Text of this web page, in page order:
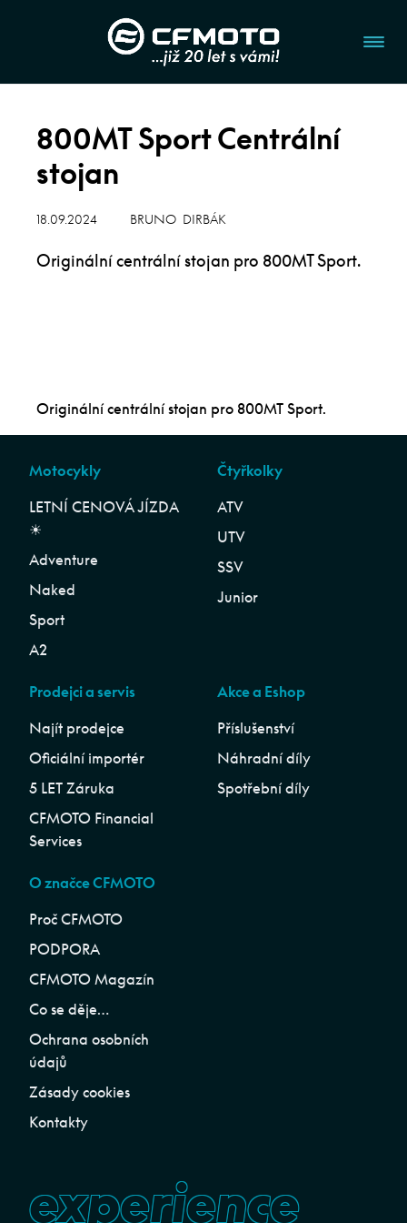
800MT Sport Centrální
stojan
18.09.2024 BRUNO DIRBÁK
Originální centrální stojan pro 800MT Sport.
Originální centrální stojan pro 800MT Sport.
Motocykly
LETNÍ CENOVÁ JÍZDA
☀︎
Adventure
Naked
Sport
A2
Čtyřkolky
ATV
UTV
SSV
Junior
Prodejci a servis
Najít prodejce
Oficiální importér
5 LET Záruka
CFMOTO Financial
Services
Akce a Eshop
Příslušenství
Náhradní díly
Spotřební díly
O značce CFMOTO
Proč CFMOTO
PODPORA
CFMOTO Magazín
Co se děje…
Ochrana osobních
údajů
Zásady cookies
Kontakty
experience